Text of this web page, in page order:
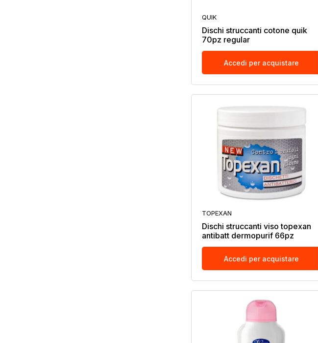
QUIK
Dischi struccanti cotone quik
70pz regular
Accedi per acquistare
TOPEXAN
Dischi struccanti viso topexan
antibatt dermopurif 66pz
Accedi per acquistare